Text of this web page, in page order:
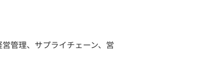
管理、サプライチェーン、営